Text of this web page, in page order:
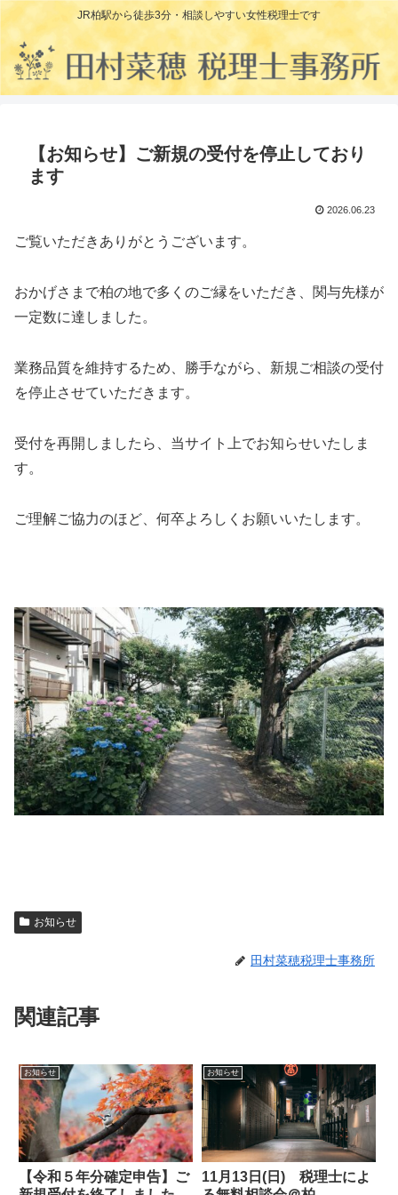
JR柏駅から徒歩3分・相談しやすい女性税理士です
【お知らせ】ご新規の受付を停止しており
ます
2026.06.23
ご覧いただきありがとうございます。
おかげさまで柏の地で多くのご縁をいただき、関与先様が
一定数に達しました。
業務品質を維持するため、勝手ながら、新規ご相談の受付
を停止させていただきます。
受付を再開しましたら、当サイト上でお知らせいたしま
す。
ご理解ご協力のほど、何卒よろしくお願いいたします。
お知らせ
田村菜穂税理士事務所
関連記事
お知らせ
【令和５年分確定申告】ご
お知らせ
11月13日(日) 税理士によ